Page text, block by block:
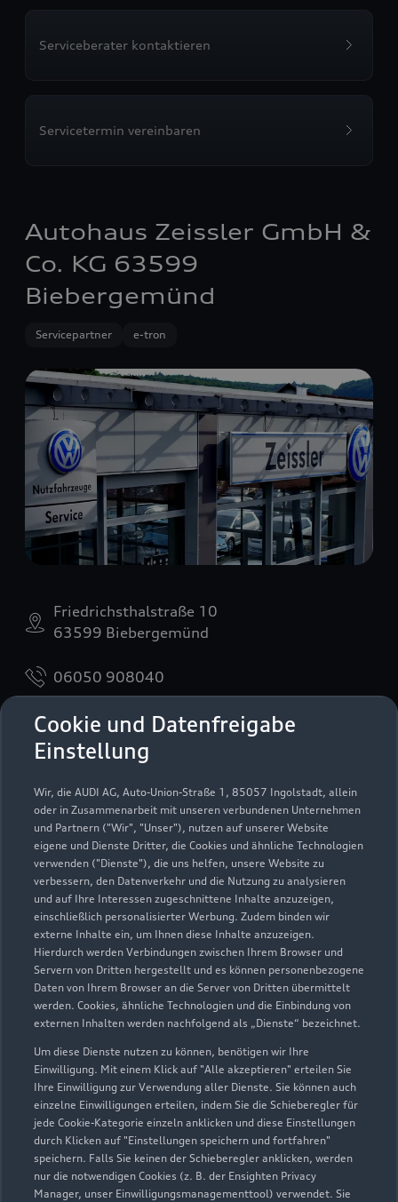
Cookie und Datenfreigabe
Einstellung
Wir, die AUDI AG, Auto-Union-Straße 1, 85057 Ingolstadt, allein
oder in Zusammenarbeit mit unseren verbundenen Unternehmen
und Partnern ("Wir", "Unser"), nutzen auf unserer Website
eigene und Dienste Dritter, die Cookies und ähnliche Technologien
verwenden ("Dienste"), die uns helfen, unsere Website zu
verbessern, den Datenverkehr und die Nutzung zu analysieren
und auf Ihre Interessen zugeschnittene Inhalte anzuzeigen,
einschließlich personalisierter Werbung. Zudem binden wir
externe Inhalte ein, um Ihnen diese Inhalte anzuzeigen.
Hierdurch werden Verbindungen zwischen Ihrem Browser und
Servern von Dritten hergestellt und es können personenbezogene
Daten von Ihrem Browser an die Server von Dritten übermittelt
werden. Cookies, ähnliche Technologien und die Einbindung von
externen Inhalten werden nachfolgend als „Dienste“ bezeichnet.
Um diese Dienste nutzen zu können, benötigen wir Ihre
Einwilligung. Mit einem Klick auf "Alle akzeptieren" erteilen Sie
Ihre Einwilligung zur Verwendung aller Dienste. Sie können auch
einzelne Einwilligungen erteilen, indem Sie die Schieberegler für
jede Cookie-Kategorie einzeln anklicken und diese Einstellungen
durch Klicken auf "Einstellungen speichern und fortfahren"
speichern. Falls Sie keinen der Schieberegler anklicken, werden
nur die notwendigen Cookies (z. B. der Ensighten Privacy
Manager, unser Einwilligungsmanagementtool) verwendet. Sie
Serviceberater kontaktieren
Servicetermin vereinbaren
Autohaus Zeissler GmbH &
Co. KG 63599
Biebergemünd
Servicepartner e-tron
Friedrichsthalstraße 10
63599 Biebergemünd
06050 908040
Jim.zeissler@autohaus-zeissler.de
Kontaktdaten herunterladen
Öffnungszeiten
Verkauf
Geschlossen, öffnet amFreitag 09:00
Service
Geschlossen,öffnet amFreitag 07:00
Teile- & Zubehörverkauf
Geschlossen, öffnet am Freitag 08:00
Zurück nach oben